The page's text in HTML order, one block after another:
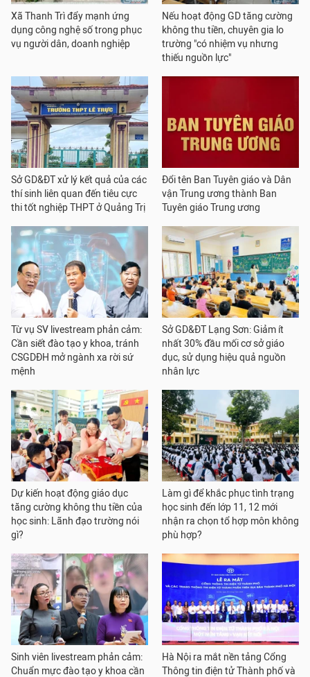
Xã Thanh Trì đẩy mạnh ứng
dụng công nghệ số trong phục
vụ người dân, doanh nghiệp
Nếu hoạt động GD tăng cường
không thu tiền, chuyên gia lo
trường "có nhiệm vụ nhưng
thiếu nguồn lực"
Sở GD&ĐT xử lý kết quả của các
thí sinh liên quan đến tiêu cực
thi tốt nghiệp THPT ở Quảng Trị
Đổi tên Ban Tuyên giáo và Dân
vận Trung ương thành Ban
Tuyên giáo Trung ương
Từ vụ SV livestream phản cảm:
Cần siết đào tạo y khoa, tránh
CSGDĐH mở ngành xa rời sứ
mệnh
Sở GD&ĐT Lạng Sơn: Giảm ít
nhất 30% đầu mối cơ sở giáo
dục, sử dụng hiệu quả nguồn
nhân lực
Dự kiến hoạt động giáo dục
tăng cường không thu tiền của
học sinh: Lãnh đạo trường nói
gì?
Làm gì để khắc phục tình trạng
học sinh đến lớp 11, 12 mới
nhận ra chọn tổ hợp môn không
phù hợp?
Sinh viên livestream phản cảm:
Chuẩn mực đào tạo y khoa cần
Hà Nội ra mắt nền tảng Cổng
Thông tin điện tử Thành phố và